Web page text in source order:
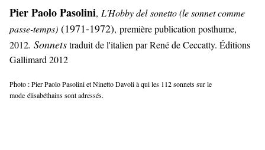
Pier Paolo Pasolini, L'Hobby del sonetto (le sonnet comme
passe-temps) (1971-1972), première publication posthume,
2012. Sonnetstraduit de l'italien par René de Ceccatty. Éditions
Gallimard 2012
Photo : Pier Paolo Pasolini et Ninetto Davoli à qui les 112 sonnets sur le
mode élisabéthains sont adressés.